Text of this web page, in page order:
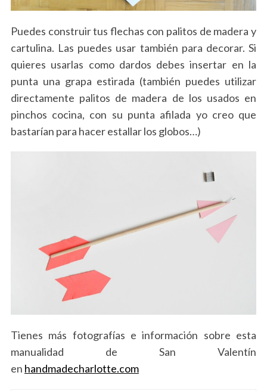
Puedes construir tus flechas con palitos de madera y
cartulina. Las puedes usar también para decorar. Si
quieres usarlas como dardos debes insertar en la
punta una grapa estirada (también puedes utilizar
directamente palitos de madera de los usados en
pinchos cocina, con su punta afilada yo creo que
bastarían para hacer estallar los globos…)
Tienes más fotografías e información sobre esta
manualidad de San Valentín
en handmadecharlotte.com